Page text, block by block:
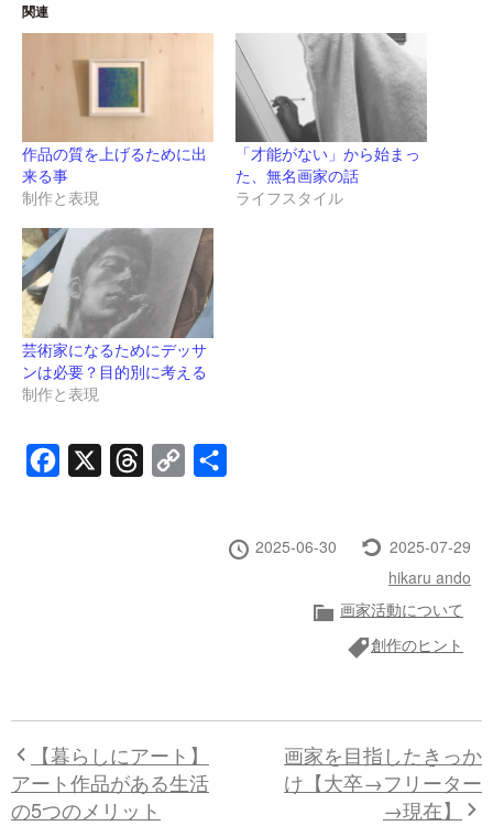
関連
作品の質を上げるために出
来る事
制作と表現
「才能がない」から始まっ
た、無名画家の話
ライフスタイル
芸術家になるためにデッサ
ンは必要？目的別に考える
制作と表現
Facebook ThreadsCopy
投
2025-06-30
最
更
新
2025-07-29
投
者
hikaru ando
カ
ゴ
画家活動について
タ
創作のヒント
【暮らしにアート】
アート作品がある生活
の5つのメリット
画家を目指したきっか
け【大卒→フリーター
→現在】